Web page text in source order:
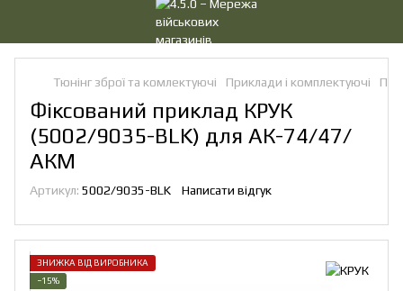
Тюнінг зброї та комлектуючі Приклади і комплектуючі
Фіксований приклад КРУК
(5002/9035-BLK) для АК-74/47/
АКМ
Артикул: 5002/9035-BLK Написати відгук
ЗНИЖКА ВІД ВИРОБНИКА
−15%